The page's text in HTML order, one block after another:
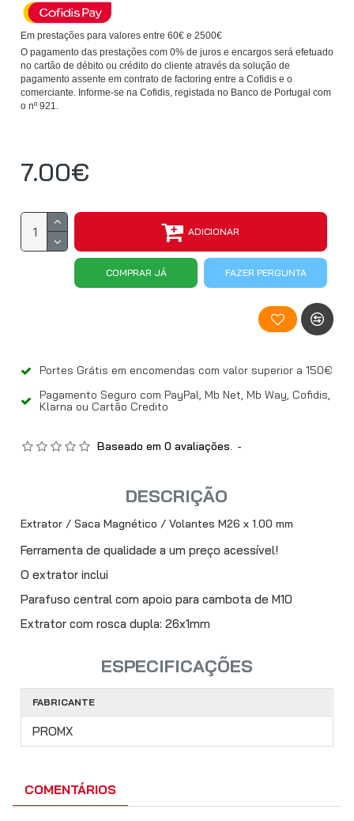
Portes Grátis em encomendas com valor superior a 150€
Pagamento Seguro com PayPal, Mb Net, Mb Way, Cofidis,
Klarna ou Cartão Credito
Baseado em 0 avaliações. -
Em prestações para valores entre 60€ e 2500€
O pagamento das prestações com 0% de juros e encargos será efetuado
no cartão de débito ou crédito do cliente através da solução de
pagamento assente em contrato de factoring entre a Cofidis e o
comerciante. Informe-se na Cofidis, registada no Banco de Portugal com
o nº 921.
7.00€
ADICIONAR
COMPRAR JÁ FAZER PERGUNTA
DESCRIÇÃO
Extrator / Saca Magnético / Volantes M26 x 1.00 mm
Ferramenta de qualidade a um preço acessível!
O extrator inclui
Parafuso central com apoio para cambota de M10
Extrator com rosca dupla: 26x1mm
ESPECIFICAÇÕES
FABRICANTE
PROMX
COMENTÁRIOS